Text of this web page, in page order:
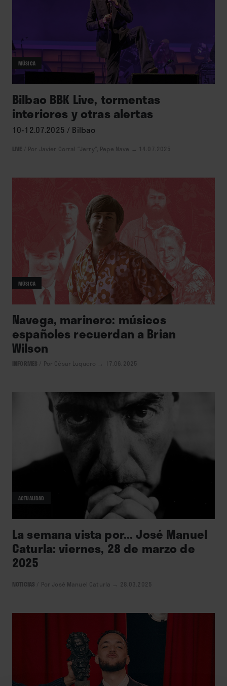
MÚSICA
Bilbao BBK Live, tormentas
interiores y otras alertas
10-12.07.2025 / Bilbao
LIVE Por Javier Corral “Jerry”, Pepe Nave → 14.07.2025
MÚSICA
Navega, marinero: músicos
españoles recuerdan a Brian
Wilson
INFORMES Por César Luquero → 17.06.2025
ACTUALIDAD
La semana vista por... José Manuel
Caturla: viernes, 28 de marzo de
2025
NOTICIAS Por José Manuel Caturla → 28.03.2025